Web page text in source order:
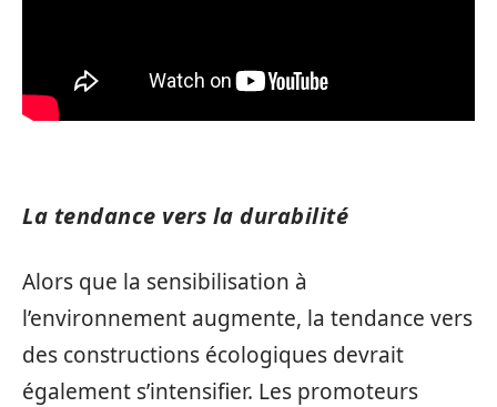
La tendance vers la durabilité
Alors que la sensibilisation à
l’environnement augmente, la tendance vers
des constructions écologiques devrait
également s’intensifier. Les promoteurs